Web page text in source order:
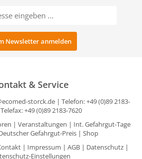
& Service
storck.de| Telefon: +49 (0)89 2183-
+49 (0)89 2183-7620
| Veranstaltungen | Int. Gefahrgut-Tage
Gefahrgut-Preis| Shop
| Impressum | AGB| Datenschutz|
Einstellungen